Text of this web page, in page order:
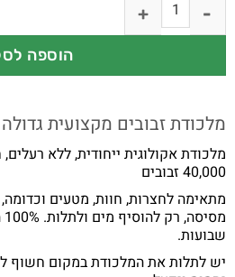
הוספה
מלכודת זבובים מקצועית
מלכודת אקולוגית ייחודית, ללא
40,000 זבובים
מתאימה לחצרות, חוות, מטעים
שבועות.
יש לתלות את המלכודת במקום חשוף